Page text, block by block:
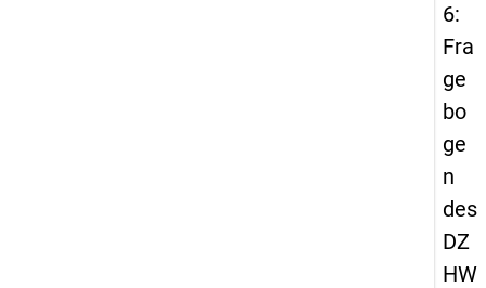
6:
Fra
ge
bo
ge
n
des
DZ
HW